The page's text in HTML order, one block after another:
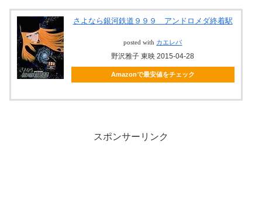
さよなら銀河鉄道９９９ アンドロメダ終着駅
posted with カエレバ
野沢雅子 東映 2015-04-28
Amazonで最安値をチェック
スポンサーリンク